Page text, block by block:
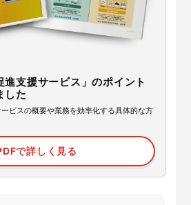
進支援サービス」のポイント
した
ビスの概要や業務を効率化する具体的な方
で詳しく見る